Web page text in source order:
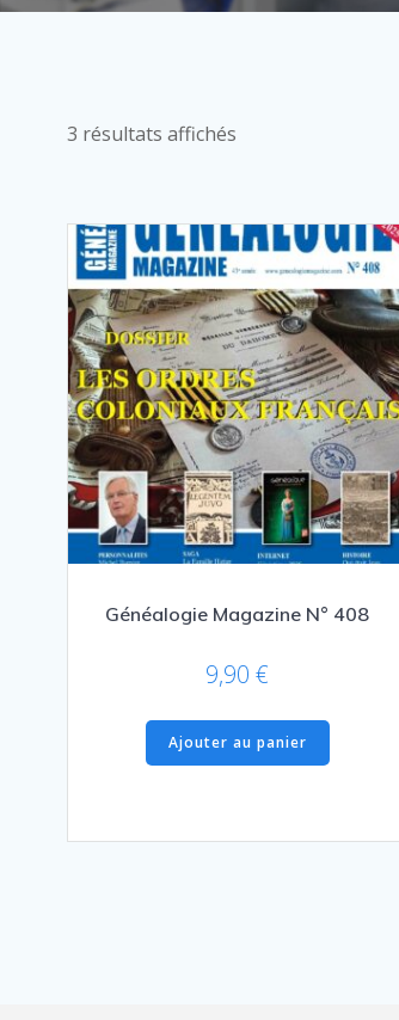
3 résultats affichés
Généalogie Magazine N° 408
9,90€
Ajouter au panier